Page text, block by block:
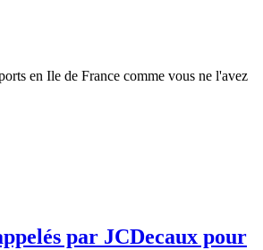
en Ile de France comme vous ne l'avez
par JCDecaux pour